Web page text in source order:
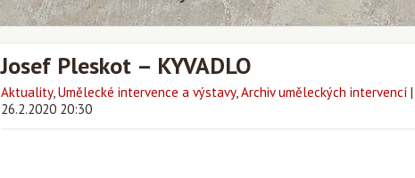
Josef Pleskot – KYVADLO
Aktuality,Umělecké intervence a výstavy,Archiv uměleckých intervencí |
26.2.2020 20:30